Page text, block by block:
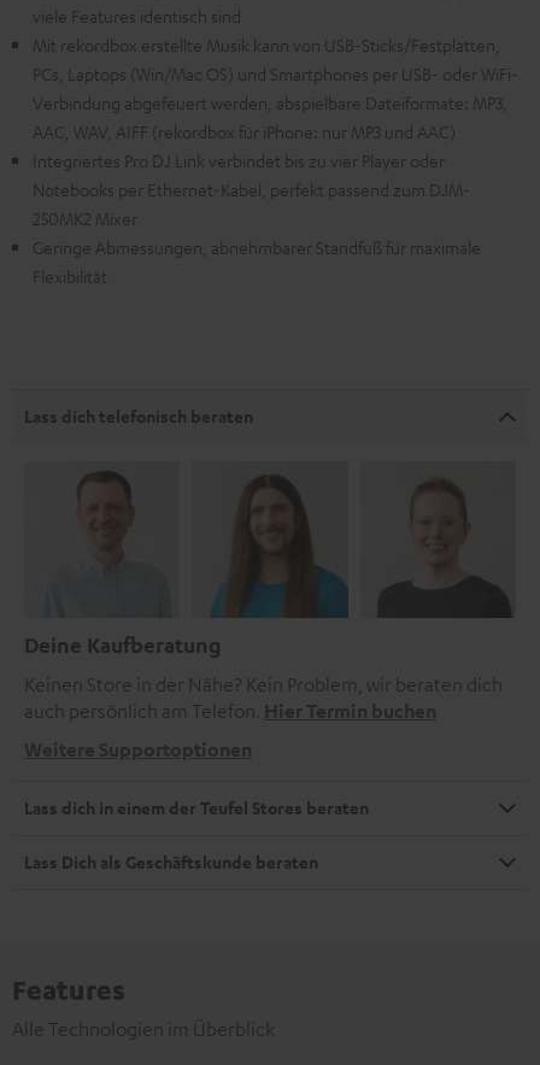
viele Features identisch sind
Mit rekordbox erstellte Musik kann von USB-Sticks/Festplatten,
PCs, Laptops (Win/Mac OS) und Smartphones per USB- oder WiFi-
Verbindung abgefeuert werden, abspielbare Dateiformate: MP3,
AAC, WAV, AIFF (rekordbox für iPhone: nur MP3 und AAC)
Integriertes Pro DJ Link verbindet bis zu vier Player oder
Notebooks per Ethernet-Kabel, perfekt passend zum DJM-
250MK2 Mixer
Geringe Abmessungen, abnehmbarer Standfuß für maximale
Flexibilität
Lass dich telefonisch beraten
Deine Kaufberatung
Keinen Store in der Nähe? Kein Problem, wir beraten dich
auch persönlich am Telefon. Hier Termin buchen
Weitere Supportoptionen
Lass dich in einem der Teufel Stores beraten
Lass Dich als Geschäftskunde beraten
Features
Alle Technologien im Überblick